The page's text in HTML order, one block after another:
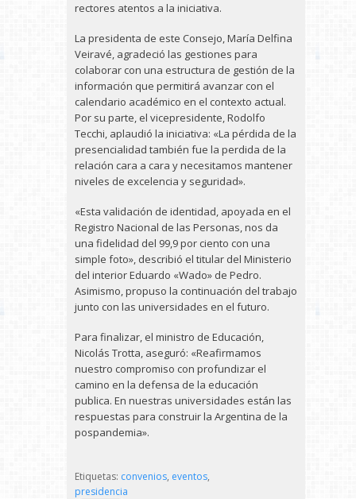
rectores atentos a la iniciativa.
La presidenta de este Consejo, María Delfina
Veiravé, agradeció las gestiones para
colaborar con una estructura de gestión de la
información que permitirá avanzar con el
calendario académico en el contexto actual.
Por su parte, el vicepresidente, Rodolfo
Tecchi, aplaudió la iniciativa: «La pérdida de la
presencialidad también fue la perdida de la
relación cara a cara y necesitamos mantener
niveles de excelencia y seguridad».
«Esta validación de identidad, apoyada en el
Registro Nacional de las Personas, nos da
una fidelidad del 99,9 por ciento con una
simple foto», describió el titular del Ministerio
del interior Eduardo «Wado» de Pedro.
Asimismo, propuso la continuación del trabajo
junto con las universidades en el futuro.
Para finalizar, el ministro de Educación,
Nicolás Trotta, aseguró: «Reafirmamos
nuestro compromiso con profundizar el
camino en la defensa de la educación
publica. En nuestras universidades están las
respuestas para construir la Argentina de la
pospandemia».
Etiquetas: convenios, eventos,
presidencia